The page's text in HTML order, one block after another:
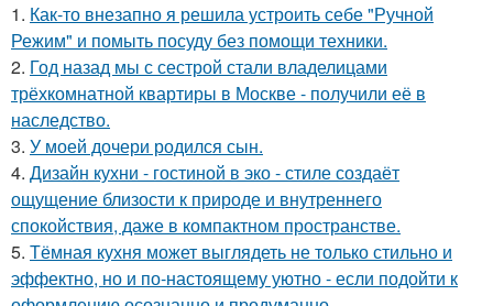
1. Как-то внезапно я решила устроить себе "Ручной
Режим" и помыть посуду без помощи техники.
2. Год назад мы с сестрой стали владелицами
трёхкомнатной квартиры в Москве - получили её в
наследство.
3. У моей дочери родился сын.
4. Дизайн кухни - гостиной в эко - стиле создаёт
ощущение близости к природе и внутреннего
спокойствия, даже в компактном пространстве.
5. Тёмная кухня может выглядеть не только стильно и
эффектно, но и по-настоящему уютно - если подойти к